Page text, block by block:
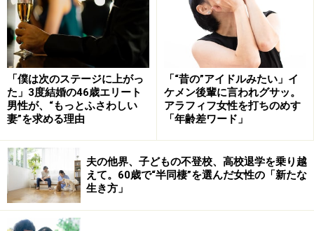
こうした責任感の強い長子は、男性も女性も得てして
「甘えベタ」。本当は甘えたいと思っていても、男性は
「自分がしっかりしなければ」というプライドが高いで
すし、女性もどう甘えたらいいのかわからない人が多い
ようです。母親に対して甘え上手な弟や妹を妬みつつ、
寂しさに耐えて大人になるため、人に甘えないことに対
する忍耐強さも備えています。
■慎重で意志が強く、理想に対するこだわりも強い
長子は親にとって言うまでもなく、初めての子どもで
す。第2子に比べると、親の期待は大きく、子育てにも
緊張感があります。その結果、長子は慎重で思慮深い人
「僕は次のステージに上がっ
た」3度結婚の46歳エリート
男性が、“もっとふさわしい
妻”を求める理由
「“昔の”アイドルみたい」イ
ケメン後輩に言われグサッ。
アラフィフ女性を打ちのめす
「年齢差ワード」
夫の他界、子どもの不登校、高校退学を乗り越
えて。60歳で“半同棲”を選んだ女性の「新たな
生き方」